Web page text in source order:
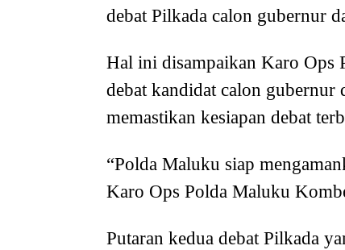
debat Pilkada calon gubernur
Hal ini disampaikan Karo Ops
debat kandidat calon
memastikan kesiapan debat
“Polda Maluku siap
Karo Ops Polda Maluku
Putaran kedua debat Pilkada